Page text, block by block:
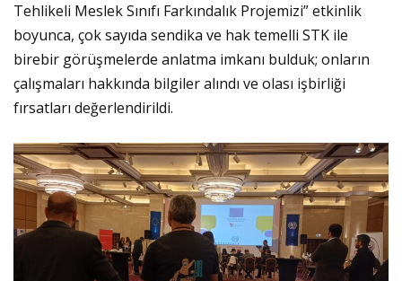
Tehlikeli Meslek Sınıfı Farkındalık Projemizi” etkinlik
boyunca, çok sayıda sendika ve hak temelli STK ile
birebir görüşmelerde anlatma imkanı bulduk; onların
çalışmaları hakkında bilgiler alındı ve olası işbirliği
fırsatları değerlendirildi.